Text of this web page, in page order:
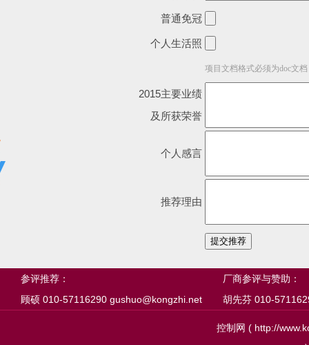
普通免冠
个人生活照
项目文档格式必须为doc文
2015主要业绩
及所获荣誉
个人感言
推荐理由
参评推荐：
顾硕 010-57116290 gushuo@kongzhi.net
厂商参评与赞助：
胡先芬 010-
控制网 ( http://